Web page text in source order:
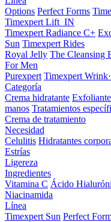
Options Perfect Forms
Timexpert Lift_IN
Timexpert Radiance C+
Sun Timexpert Rides
Royal Jelly The Cleansing
For Men
Purexpert Timexpert
Categoría
Crema hidratante
manos Tratamientos
Crema de tratamiento
Necesidad
Celulitis Hidratantes
Estrías
Ligereza
Ingredientes
Vitamina C Ácido
Niacinamida
Línea
Timexpert Sun Perfect